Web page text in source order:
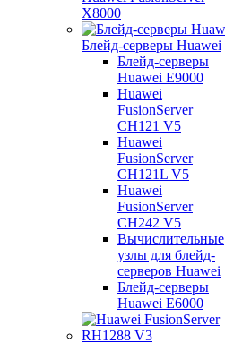
X8000
Блейд-серверы Huawei
Блейд-серверы
Huawei E9000
Huawei
FusionServer
CH121 V5
Huawei
FusionServer
CH121L V5
Huawei
FusionServer
CH242 V5
Вычислительные
узлы для блейд-
серверов Huawei
Блейд-серверы
Huawei E6000